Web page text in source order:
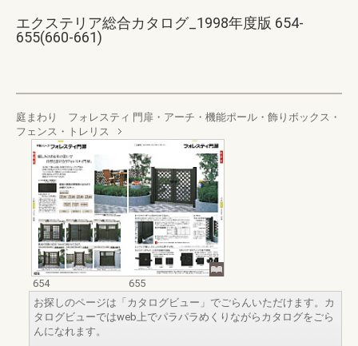
エクステリア総合カタログ_1998年度版 654-
655(660-661)
庭まわり フォレスティ 門扉・アーチ・機能ポール・飾りボックス・
フェンス・トレリス
654
655
お探しのページは「カタログビュー」でごらんいただけます。カ
タログビューではweb上でパラパラめくりながらカタログをごら
んになれます。